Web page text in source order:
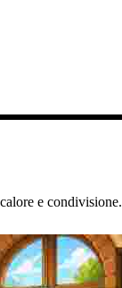
e condivisione.